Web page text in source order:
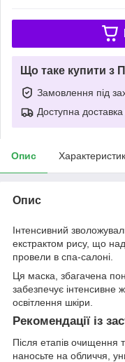
Що таке купити з
Замовлення під
Доступна доставка
Опис
Опис
Інтенсивний
екстрактом рису, що
провели в спа-салоні.
Ця маска, збагачена
забезпечує інтенсивне
освітлення шкіри.
Рекомендації із
Після етапів очищення
наносьте на обличчя,